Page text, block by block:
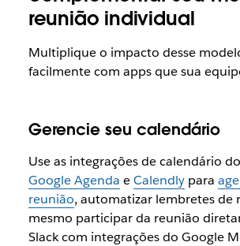
reunião individual
Multiplique o impacto desse
facilmente com apps que sua
Gerencie seu calendário
Use as integrações de calendário
Google Agenda eCalendlypara
reunião, automatizar lembretes de
mesmo participar da reunião
Slack com integrações do Google